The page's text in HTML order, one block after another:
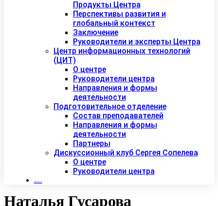
Продукты Центра
Перспективы развития и
глобальный контекст
Заключение
Руководители и эксперты Центра
Центр информационных технологий
(ЦИТ)
О центре
Руководители центра
Направления и формы
деятельности
Подготовительное отделение
Состав преподавателей
Направления и формы
деятельности
Партнеры
Дискуссионный клуб Сергея Сопелева
О центре
Руководители центра
Контакты
Наталья Гусарова